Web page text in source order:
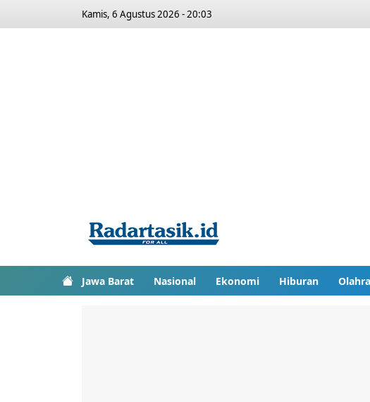
Kamis, 6 Agustus 2026 - 20:03
Jawa Barat Nasional Ekonomi Hiburan